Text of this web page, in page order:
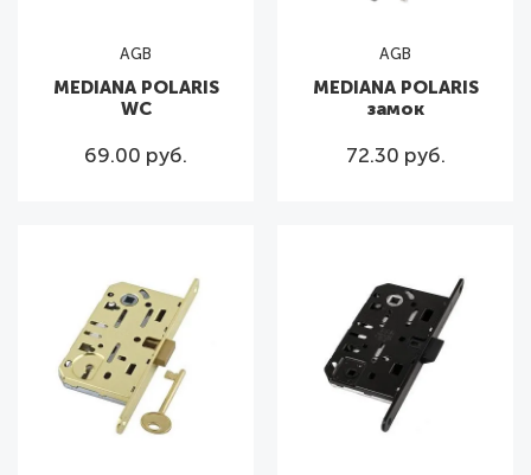
AGB
MEDIANA POLARIS
WC
69.00 руб.
AGB
MEDIANA POLARIS
замок
72.30 руб.